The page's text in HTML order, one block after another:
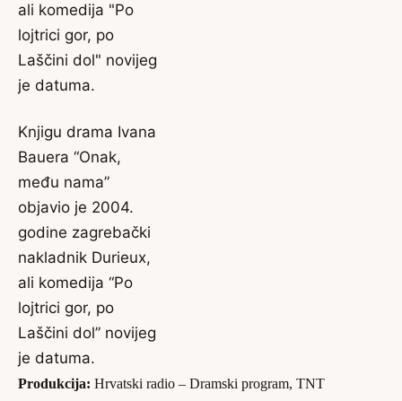
Knjigu drama Ivana
Bauera “Onak,
među nama”
objavio je 2004.
godine zagrebački
nakladnik Durieux,
ali komedija “Po
lojtrici gor, po
Laščini dol” novijeg
je datuma.
Produkcija: Hrvatski radio – Dramski program, TNT